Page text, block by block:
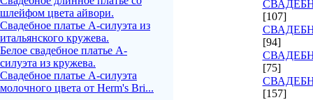
шлейфом цвета айвори.
Свадебное платье А-силуэта из
итальянского кружева.
Белое свадебное платье А-
силуэта из кружева.
Свадебное платье А-силуэта
молочного цвета от Herm's Bri...
[107]
[94]
[75]
[157]